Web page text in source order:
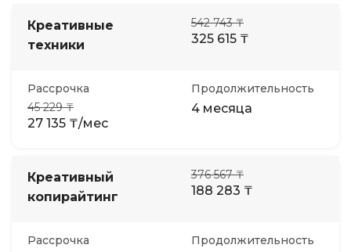
Креативные
техники
542 743 ₸
325 615 ₸
Рассрочка
45 229 ₸
27 135 ₸/мес
Продолжительность
4 месяца
Креативный
копирайтинг
376 567 ₸
188 283 ₸
Рассрочка Продолжительность